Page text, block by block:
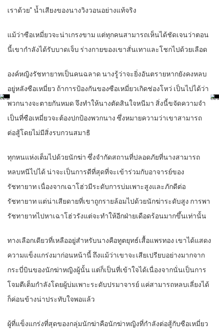
เราด้วย” น้ำเสียงของนางวิงวอนอย่างแท้จริง
แม้ว่าซือเหมี่ยวจะน่าเกรงขาม แต่ทุกคนสามารถเห็นได้ชัดเจนว่าตอน
นี้เขากำลังได้รับบาดเจ็บ ร่างกายของเขาสั่นเทาและโชกไปด้วยเลือด
องค์หญิงรัชทายาทเป็นคนฉลาด นางรู้ว่าจะยิ่งอันตรายหากยังคงหลบ
อยู่หลังซือเหมี่ยว ถ้าการป้องกันของซือเหมี่ยวเกิดช่องโหว่ เป็นไปได้ว่า
พวกนางจะตายกันหมด จึงทำให้นางตัดสินใจหนีมา สิ่งนี้ขจัดความจำ
เป็นที่ซือเหมี่ยวจะต้องปกป้องพวกนาง ซึ่งหมายความว่าเขาสามารถ
ต่อสู้โดยไม่มีสิ่งรบกวนสมาธิ
ทุกหนแห่งเต็มไปด้วยนักฆ่า ซึ่งจำกัดสถานที่ปลอดภัยที่นางสามารถ
หลบหนีไปได้ น่าจะเป็นการดีที่สุดที่จะเข้าร่วมกับอาจารย์ของ
รัชทายาท เนื่องจากเฉาโฮ่วมีระดับการบ่มเพาะสูงและภักดีต่อ
รัชทายาท แต่น่าเสียดายที่เขาถูกรายล้อมไปด้วยนักฆ่าระดับสูง การพา
รัชทายาทไปหาเฉาโฮ่วรังแต่จะทำให้อีกฝ่ายเดือดร้อนมากขึ้นเท่านั้น
ทางเลือกเดียวที่เหลืออยู่สำหรับนางคือทูตยุทธ์เสื้อแพรทอง เขาได้แสดง
ความแข็งแกร่งมาก่อนหน้านี้ ถึงแม้ว่าเขาจะเสียเปรียบอย่างมากจาก
กระบี่บินของนักฆ่าหญิงผู้นั้น แต่ก็เป็นที่เข้าใจได้เนื่องจากนั่นเป็นการ
โจมตีเต็มกำลังโดยผู้บ่มเพาะระดับปรมาจารย์ แค่สามารถหลบเลี่ยงได้
ก็ค่อนข้างน่าประทับใจพอแล้ว
ผู้ที่แข็งแกร่งที่สุดของกลุ่มนักฆ่าคือนักฆ่าหญิงที่กำลังต่อสู้กับซือเหมี่ยว